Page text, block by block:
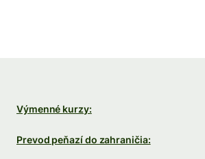
Výmenné kurzy:
Prevod peňazí do zahraničia: